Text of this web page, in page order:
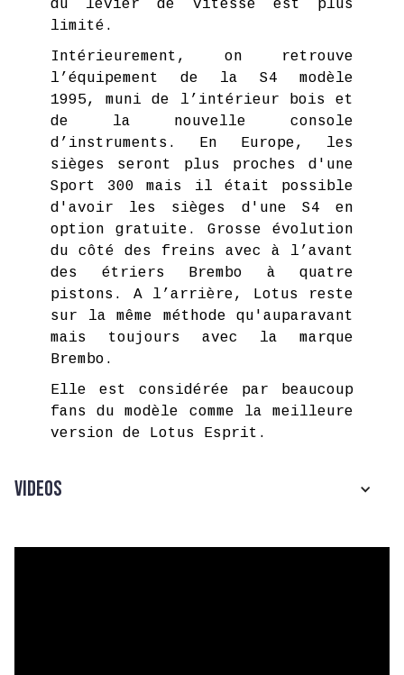
du levier de vitesse est plus
limité.
Intérieurement, on retrouve
l’équipement de la S4 modèle
1995, muni de l’intérieur bois et
de la nouvelle console
d’instruments. En Europe, les
sièges seront plus proches d'une
Sport 300 mais il était possible
d'avoir les sièges d'une S4 en
option gratuite. Grosse évolution
du côté des freins avec à l’avant
des étriers Brembo à quatre
pistons. A l’arrière, Lotus reste
sur la même méthode qu'auparavant
mais toujours avec la marque
Brembo.
Elle est considérée par beaucoup
fans du modèle comme la meilleure
version de Lotus Esprit.
Videos